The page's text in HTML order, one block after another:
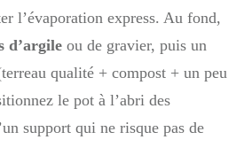
l’évaporation express. Au fond,
d’argile ou de gravier, puis un
qualité + compost + un peu
le pot à l’abri des
support qui ne risque pas de